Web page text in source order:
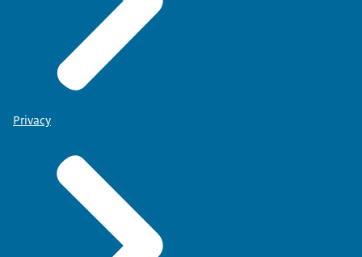
Privacy